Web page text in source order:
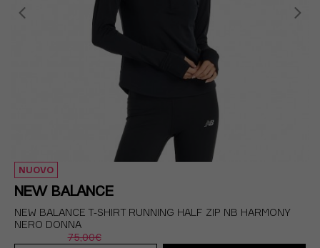
NUOVO
NEW BALANCE
NEW BALANCE T-SHIRT RUNNING HALF ZIP NB HARMONY
NERO DONNA
75,00€